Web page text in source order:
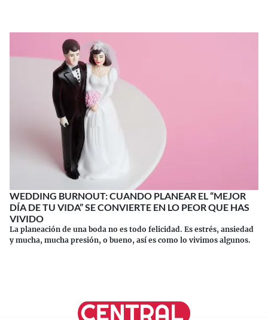
WEDDING BURNOUT: CUANDO PLANEAR EL “MEJOR
DÍA DE TU VIDA” SE CONVIERTE EN LO PEOR QUE HAS
VIVIDO
La planeación de una boda no es todo felicidad. Es estrés, ansiedad
y mucha, mucha presión, o bueno, así es como lo vivimos algunos.